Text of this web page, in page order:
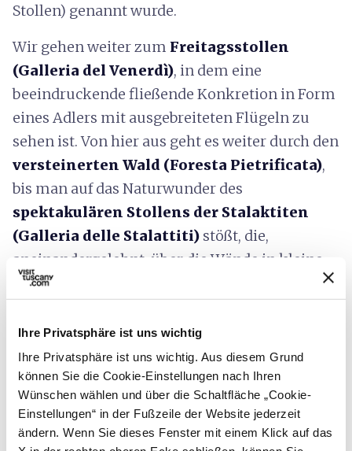
Ihre Privatsphäre ist uns wichtig
Ihre Privatsphäre ist uns wichtig. Aus diesem Grund
können Sie die Cookie-Einstellungen nach Ihren
Wünschen wählen und über die Schaltfläche „Cookie-
Einstellungen“ in der Fußzeile der Website jederzeit
ändern. Wenn Sie dieses Fenster mit einem Klick auf das
Stollen) genannt wurde.
Wir gehen weiter zum Freitagsstollen
(Galleria del Venerdì), in dem eine
beeindruckende fließende Konkretion in Form
eines Adlers mit ausgebreiteten Flügeln zu
sehen ist. Von hier aus geht es weiter durch den
versteinerten Wald (Foresta Pietrificata),
bis man auf das Naturwunder des
spektakulären Stollens der Stalaktiten
(Galleria delle Stalattiti) stößt, die,
aneinandergelehnt, über die Wände in kleine
Wasserbecken stürzen.